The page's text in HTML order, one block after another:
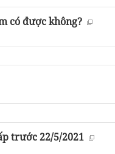
có được không?
trước 22/5/2021